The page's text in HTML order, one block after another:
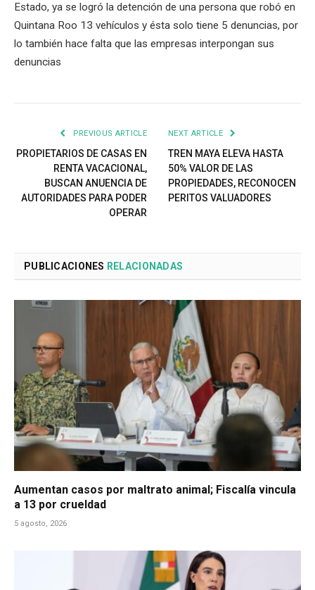
Estado, ya se logró la detención de una persona que robó en
Quintana Roo 13 vehículos y ésta solo tiene 5 denuncias, por
lo también hace falta que las empresas interpongan sus
denuncias
PREVIOUS ARTICLE
PROPIETARIOS DE CASAS EN
RENTA VACACIONAL,
BUSCAN ANUENCIA DE
AUTORIDADES PARA PODER
OPERAR
NEXT ARTICLE
TREN MAYA ELEVA HASTA
50% VALOR DE LAS
PROPIEDADES, RECONOCEN
PERITOS VALUADORES
PUBLICACIONES RELACIONADAS
Aumentan casos por maltrato animal; Fiscalía vincula
a 13 por crueldad
5 agosto, 2026